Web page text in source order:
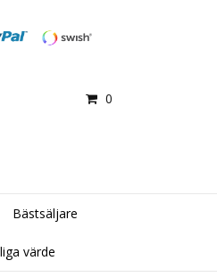
0
Bästsäljare
värde